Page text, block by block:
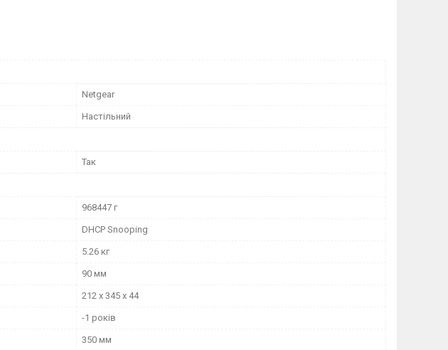
Netgear
Настільний
Так
968447 г
DHCP Snooping
5.26 кг
90 мм
212 x 345 x 44
-1 років
350 мм